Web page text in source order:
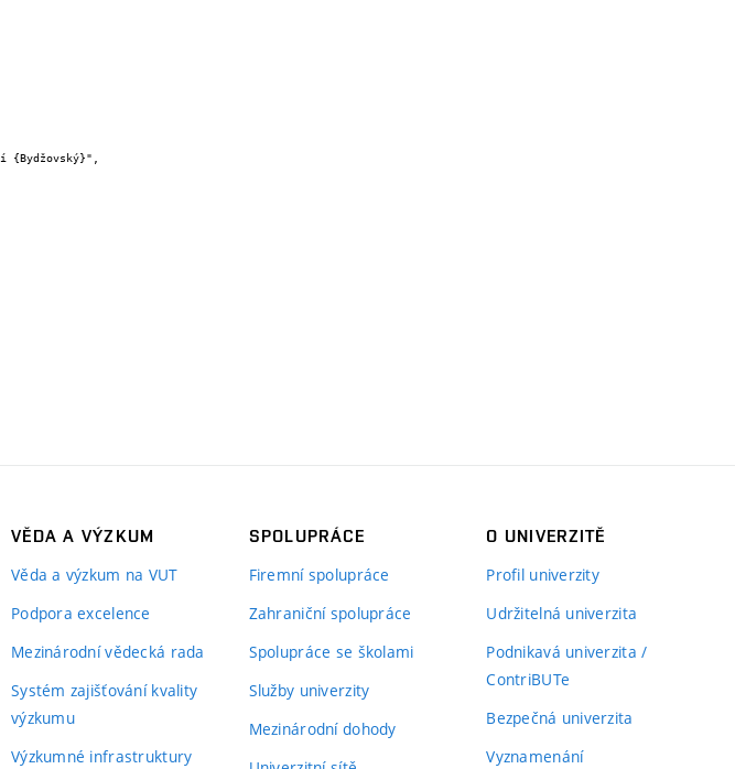
VĚDA A VÝZKUM
Věda a výzkum na VUT
Podpora excelence
Mezinárodní vědecká rada
Systém zajišťování kvality
výzkumu
Výzkumné infrastruktury
SPOLUPRÁCE
Firemní spolupráce
Zahraniční spolupráce
Spolupráce se školami
Služby univerzity
Mezinárodní dohody
O UNIVERZITĚ
Profil univerzity
Udržitelná univerzita
Podnikavá univerzita /
ContriBUTe
Bezpečná univerzita
Vyznamenání